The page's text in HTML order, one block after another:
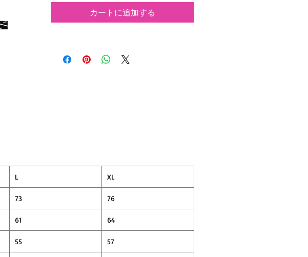
フロントにはCAMILLO x VANKSYロゴ、袖口
にはVANKSYロゴが入り
カートに追加する
L XL
73 76
61 64
55 57